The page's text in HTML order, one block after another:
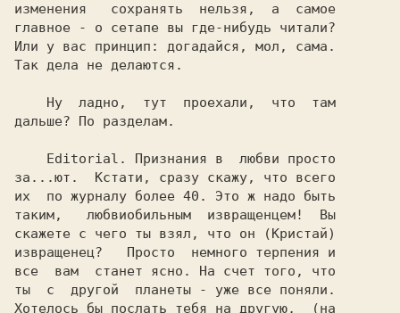
изменения   сохранять  нельзя,  а  самое
главное - о сетапе вы где-нибудь читали?
Или у вас принцип: догадайся, мол, сама.
Так дела не делаются.
дальше? По разделам.
за...ют.  Кстати, сразу скажу, что всего
их  по журналу более 40. Это ж надо быть
таким,   любвиобильным  извращенцем!  Вы
скажете с чего ты взял, что он (Кристай)
извращенец?   Просто  немного терпения и
все  вам  станет ясно. На счет того, что
ты  с  другой  планеты - уже все поняли.
Хотелось бы послать тебя на другую,  (на